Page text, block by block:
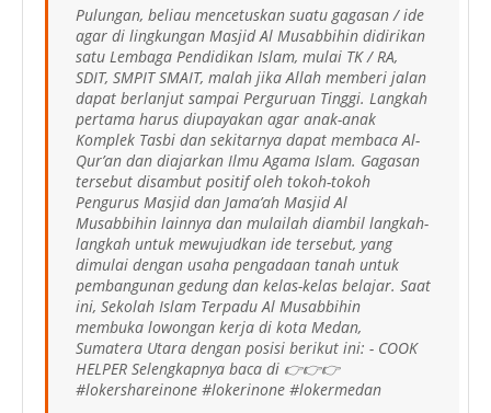
Pulungan, beliau mencetuskan suatu gagasan / ide
agar di lingkungan Masjid Al Musabbihin didirikan
satu Lembaga Pendidikan Islam, mulai TK / RA,
SDIT, SMPIT SMAIT, malah jika Allah memberi jalan
dapat berlanjut sampai Perguruan Tinggi. Langkah
pertama harus diupayakan agar anak-anak
Komplek Tasbi dan sekitarnya dapat membaca Al-
Qur’an dan diajarkan Ilmu Agama Islam. Gagasan
tersebut disambut positif oleh tokoh-tokoh
Pengurus Masjid dan Jama’ah Masjid Al
Musabbihin lainnya dan mulailah diambil langkah-
langkah untuk mewujudkan ide tersebut, yang
dimulai dengan usaha pengadaan tanah untuk
pembangunan gedung dan kelas-kelas belajar. Saat
ini, Sekolah Islam Terpadu Al Musabbihin
membuka lowongan kerja di kota Medan,
Sumatera Utara dengan posisi berikut ini: - COOK
HELPER Selengkapnya baca di 👉👉👉
#lokershareinone #lokerinone #lokermedan